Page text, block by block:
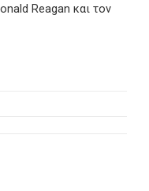
Reagan και τον